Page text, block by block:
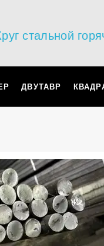
стальной
ДВУТАВР